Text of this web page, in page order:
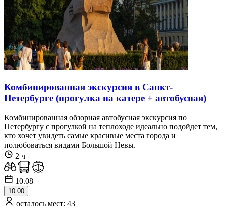
Комбинированная экскурсия в Санкт-
Петербурге (прогулка на катере + автобусная)
Комбинированная обзорная автобусная экскурсия по
Петербургу с прогулкой на теплоходе идеально подойдет тем,
кто хочет увидеть самые красивые места города и
полюбоваться видами Большой Невы.
2 ч
10.08
10:00
осталось мест: 43